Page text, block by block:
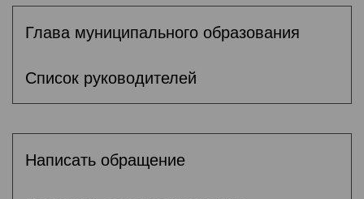
Глава муниципального образования
Список руководителей
Написать обращение